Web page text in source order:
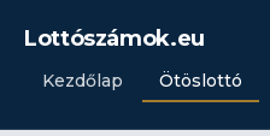
Lottószámok.eu
Kezdőlap Ötöslottó